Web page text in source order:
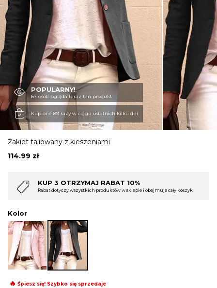
STROJE KĄPIELOWE
BLUZKI
OBUWIE
BIELIZNA
SWETRY
OKRYCIA WIERZCHNIE
POPULARNY!
67 osób ogląda teraz ten produkt
Kupione 89 razy w ciągu ostatnich kilku dni
Żakiet taliowany z kieszeniami
114.99 zł
i obejmuje cały koszyk
KUP 4 OTRZYMAJ RABAT 15%
Rabat dotyczy wszystkich produktów w sklepie i
Kolor
🔥 Śpiesz się! Szybko się sprzedaje